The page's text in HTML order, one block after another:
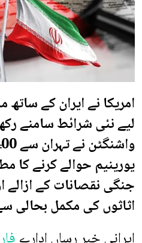
امریکا نے ایران کے
لیے نئی شرائط سامنے
یورینیم حوالے کرنے کا
جنگی نقصانات کے ازالے
اثاثوں کی مکمل بحالی